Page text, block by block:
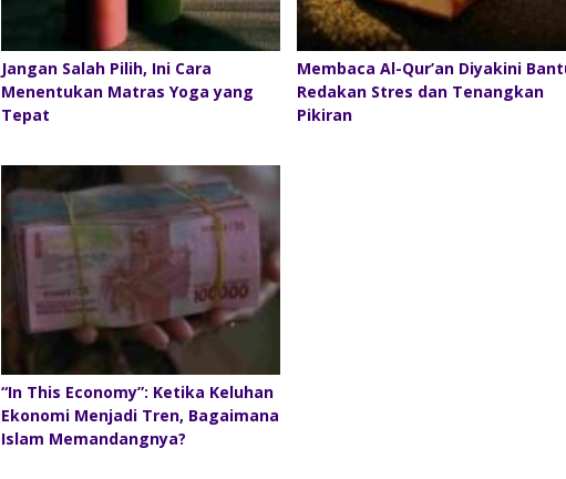
Jangan Salah Pilih, Ini Cara
Menentukan Matras Yoga yang
Tepat
Membaca Al-Qur’an Diyakini
Redakan Stres dan Tenangkan
Pikiran
“In This Economy”: Ketika Keluhan
Ekonomi Menjadi Tren, Bagaimana
Islam Memandangnya?